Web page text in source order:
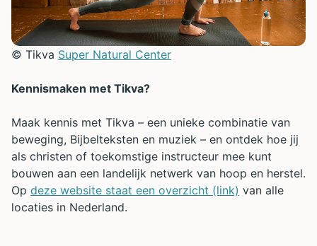
© Tikva Super Natural Center
Kennismaken met Tikva?
Maak kennis met Tikva – een unieke combinatie van
beweging, Bijbelteksten en muziek – en ontdek hoe jij
als christen of toekomstige instructeur mee kunt
bouwen aan een landelijk netwerk van hoop en herstel.
Op deze website staat een overzicht (link) van alle
locaties in Nederland.